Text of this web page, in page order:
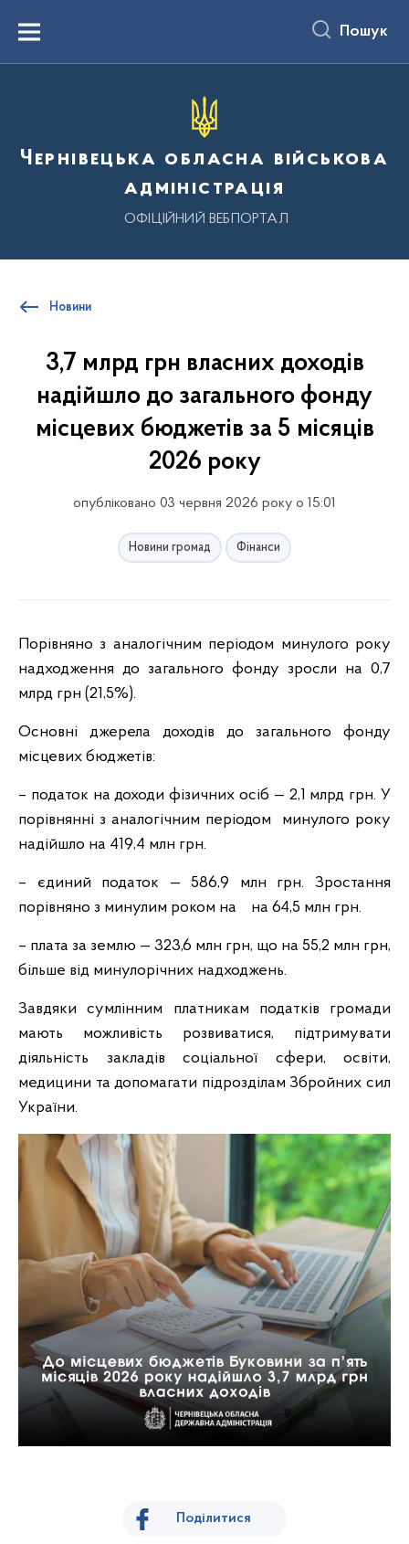
вмістуMenu Пошук
Чернівецька обласна військова
адміністрація
ОФІЦІЙНИЙ ВЕБПОРТАЛ
Новини
3,7 млрд грн власних доходів
надійшло до загального фонду
місцевих бюджетів за 5 місяців
2026 року
опубліковано 03 червня 2026 року о 15:01
Новини громад Фінанси
Порівняно з аналогічним періодом минулого року
надходження до загального фонду зросли на 0,7
млрд грн (21,5%).
Основні джерела доходів до загального фонду
місцевих бюджетів:
– податок на доходи фізичних осіб — 2,1 млрд грн. У
порівнянні з аналогічним періодом минулого року
надійшло на 419,4 млн грн.
– єдиний податок — 586,9 млн грн. Зростання
порівняно з минулим роком на на 64,5 млн грн.
– плата за землю — 323,6 млн грн, що на 55,2 млн грн,
більше від минулорічних надходжень.
Завдяки сумлінним платникам податків громади
мають можливість розвиватися, підтримувати
діяльність закладів соціальної сфери, освіти,
медицини та допомагати підрозділам Збройних сил
України.
Поділитися